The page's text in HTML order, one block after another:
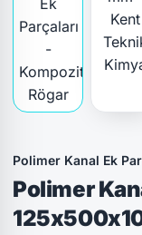
Polimer Kanal Ek
Polimer